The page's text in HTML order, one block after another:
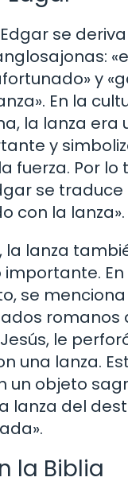
se
y
En la
la lanza era
y
fuerza. Por lo
se
con la lanza».
la lanza
En
se
romanos
le
una lanza.
un objeto
lanza del
la Biblia